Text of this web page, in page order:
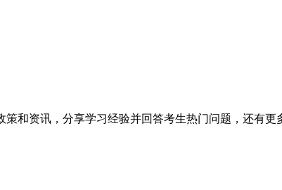
和资讯，分享学习经验并回答考生热门问题，还有更